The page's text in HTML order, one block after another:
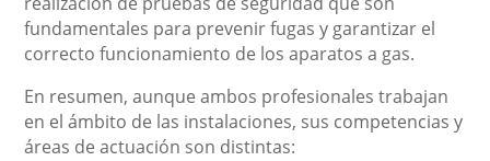
fundamentales para prevenir fugas y garantizar el
correcto funcionamiento de los aparatos a gas.
En resumen, aunque ambos profesionales trabajan
en el ámbito de las instalaciones, sus competencias y
áreas de actuación son distintas: